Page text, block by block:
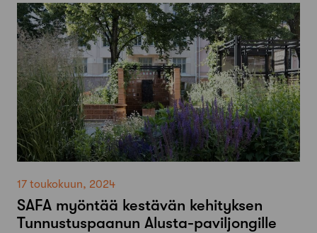
17 toukokuun, 2024
SAFA myöntää kestävän kehityksen
Tunnustuspaanun Alusta-paviljongille